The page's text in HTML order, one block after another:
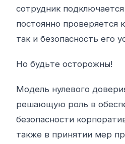
сотрудник
постоянно проверяется
так и безопасность его
Но будьте осторожны!
Модель нулевого
решающую роль в
безопасности
также в принятии мер